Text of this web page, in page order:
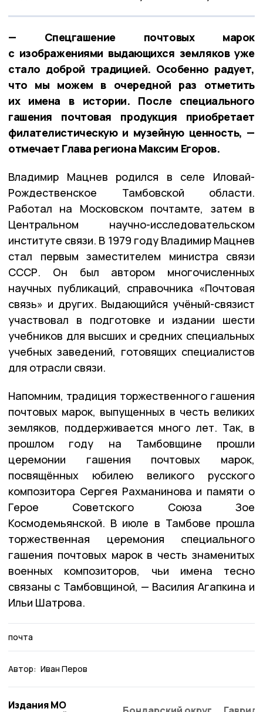
— Спецгашение почтовых марок
с изображениями выдающихся земляков уже
стало доброй традицией. Особенно радует,
что мы можем в очередной раз отметить
их имена в истории. После специального
гашения почтовая продукция приобретает
филателистическую и музейную ценность, —
отмечает Глава региона Максим Егоров.
Владимир Мацнев родился в селе Иловай-
Рождественское Тамбовской области.
Работал на Московском почтамте, затем в
Центральном научно-исследовательском
институте связи. В 1979 году Владимир Мацнев
стал первым заместителем министра связи
СССР. Он был автором многочисленных
научных публикаций, справочника «Почтовая
связь» и других. Выдающийся учёный-связист
участвовал в подготовке и издании шести
учебников для высших и средних специальных
учебных заведений, готовящих специалистов
для отрасли связи.
Напомним, традиция торжественного гашения
почтовых марок, выпущенных в честь великих
земляков, поддерживается много лет. Так, в
прошлом году на Тамбовщине прошли
церемонии гашения почтовых марок,
посвящённых юбилею великого русского
композитора Сергея Рахманинова и памяти о
Герое Советского Союза Зое
Космодемьянской. В июле в Тамбове прошла
торжественная церемония специального
гашения почтовых марок в честь знаменитых
военных композиторов, чьи имена тесно
связаны с Тамбовщиной, — Василия Агапкина и
Ильи Шатрова.
почта
Автор: Иван Перов
Издания МО